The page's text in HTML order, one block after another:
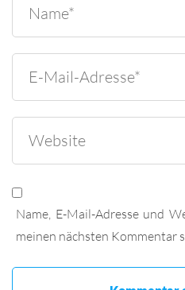
Name, E-Mail-Adresse und
meinen nächsten Kommentar